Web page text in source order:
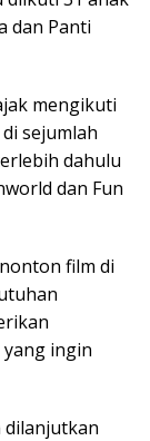
dan Panti
mengikuti
sejumlah
dahulu
dan Fun
film di
ingin
dilanjutkan